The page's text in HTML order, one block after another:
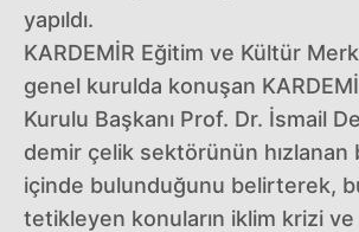
yapıldı.
KARDEMİR Eğitim ve Kültür
genel kurulda konuşan
Kurulu Başkanı Prof. Dr. İsmail
demir çelik sektörünün hızlanan
içinde bulunduğunu belirterek,
tetikleyen konuların iklim krizi ve